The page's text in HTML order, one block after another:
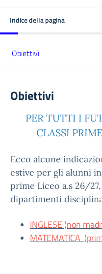
Indice della pagina
Obiettivi
Obiettivi
PER TUTTI I
CLASSI
Ecco alcune
estive per gli alunni
prime Liceo a.s 26/
dipartimenti
INGLESE (non
MATEMATICA